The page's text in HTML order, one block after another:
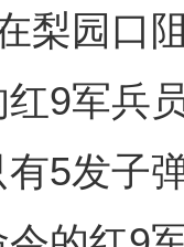
梨园口
9军兵
5发子